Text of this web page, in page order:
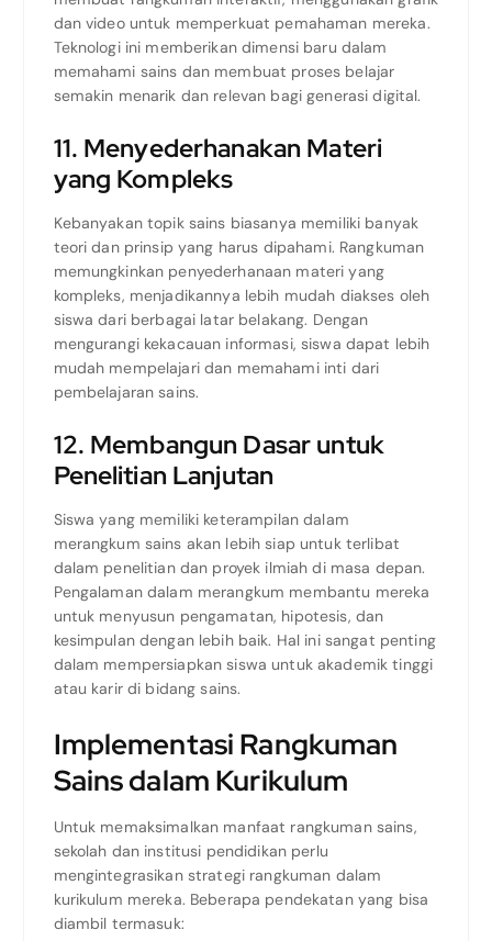
dan video untuk memperkuat pemahaman mereka.
Teknologi ini memberikan dimensi baru dalam
memahami sains dan membuat proses belajar
semakin menarik dan relevan bagi generasi digital.
11. Menyederhanakan Materi
yang Kompleks
Kebanyakan topik sains biasanya memiliki banyak
teori dan prinsip yang harus dipahami. Rangkuman
memungkinkan penyederhanaan materi yang
kompleks, menjadikannya lebih mudah diakses oleh
siswa dari berbagai latar belakang. Dengan
mengurangi kekacauan informasi, siswa dapat lebih
mudah mempelajari dan memahami inti dari
pembelajaran sains.
12. Membangun Dasar untuk
Penelitian Lanjutan
Siswa yang memiliki keterampilan dalam
merangkum sains akan lebih siap untuk terlibat
dalam penelitian dan proyek ilmiah di masa depan.
Pengalaman dalam merangkum membantu mereka
untuk menyusun pengamatan, hipotesis, dan
kesimpulan dengan lebih baik. Hal ini sangat penting
dalam mempersiapkan siswa untuk akademik tinggi
atau karir di bidang sains.
Implementasi Rangkuman
Sains dalam Kurikulum
Untuk memaksimalkan manfaat rangkuman sains,
sekolah dan institusi pendidikan perlu
mengintegrasikan strategi rangkuman dalam
kurikulum mereka. Beberapa pendekatan yang bisa
diambil termasuk: